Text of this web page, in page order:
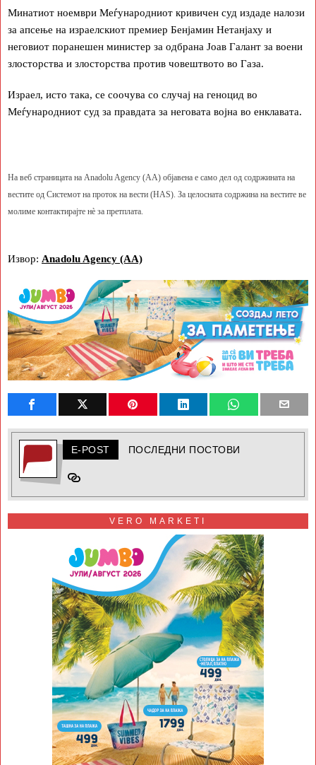
Минатиот ноември Меѓународниот кривичен суд издаде налози
за апсење на израелскиот премиер Бенјамин Нетанјаху и
неговиот поранешен министер за одбрана Јоав Галант за воени
злосторства и злосторства против човештвото во Газа.
Израел, исто така, се соочува со случај на геноцид во
Меѓународниот суд за правдата за неговата војна во енклавата.
На веб страницата на Anadolu Agency (AA) објавена е само дел од содржината на
вестите од Системот на проток на вести (HAS). За целосната содржина на вестите ве
молиме контактирајте нè за претплата.
Извор: Anadolu Agency (AA)
E-POST ПОСЛЕДНИ ПОСТОВИ
VERO MARKETI